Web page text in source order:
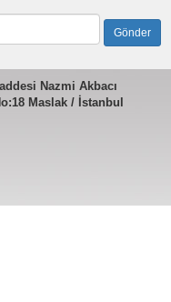
Nazmi Akbacı
Maslak / İstanbul